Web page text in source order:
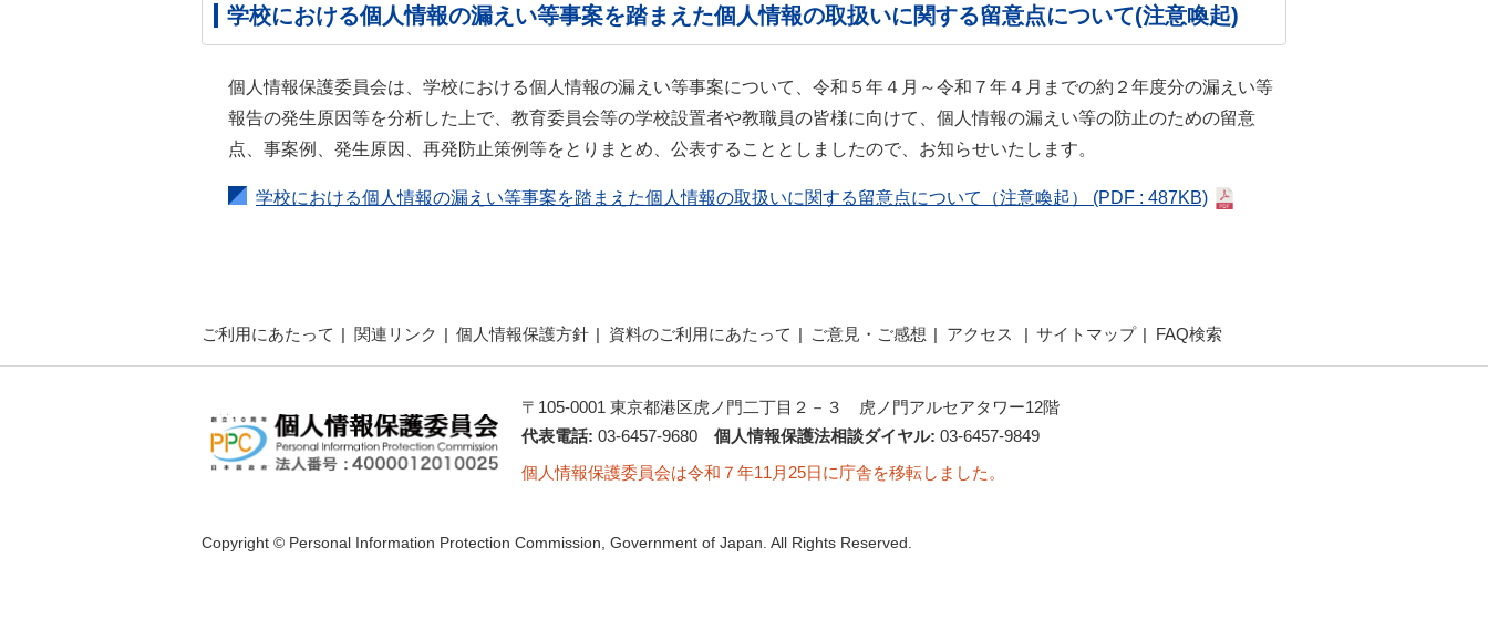
学校における個人情報の漏えい等事案を踏まえた個人情報の取扱いに関する留意点について(注意喚起)
個人情報保護委員会は、学校における個人情報の漏えい等事案について、令和５年４月～令和７年４月までの約２年度分の漏えい等
報告の発生原因等を分析した上で、教育委員会等の学校設置者や教職員の皆様に向けて、個人情報の漏えい等の防止のための留意
点、事案例、発生原因、再発防止策例等をとりまとめ、公表することとしましたので、お知らせいたします。
学校における個人情報の漏えい等事案を踏まえた個人情報の取扱いに関する留意点について（注意喚起） (PDF : 487KB)
ご利用にあたって 関連リンク 個人情報保護方針 資料のご利用にあたって ご意見・ご感想 アクセス サイトマップ FAQ検索
〒105-0001 東京都港区虎ノ門二丁目２－３ 虎ノ門アルセアタワー12階
代表電話: 03-6457-9680 個人情報保護法相談ダイヤル: 03-6457-9849
個人情報保護委員会は令和７年11月25日に庁舎を移転しました。
Copyright © Personal Information Protection Commission, Government of Japan. All Rights Reserved.